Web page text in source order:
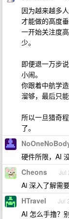
因为越来越多
才能做的高度垂
一开始关注度
少。
即便退一万步
小闹。
你跟着中航学
溜够，最后只
所以一旦猎奇
了。
硬件所限，AI
Cheons Jul
Ai 深入了解需
HTravel Jul
AI 怎么手撸？